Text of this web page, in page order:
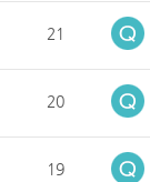
21
20
19